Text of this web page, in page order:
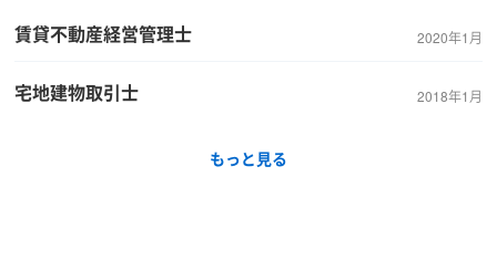
賃貸不動産経営管理士 2020年1月
宅地建物取引士 2018年1月
もっと見る